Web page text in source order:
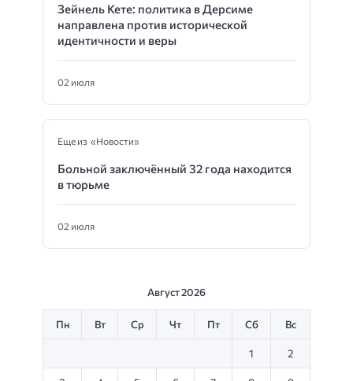
Зейнель Кете: политика в Дерсиме
направлена против исторической
идентичности и веры
02 июля
Еще из «Новости»
Больной заключённый 32 года находится
в тюрьме
02 июля
Август 2026
Пн Вт Ср Чт Пт Сб Вс
1 2